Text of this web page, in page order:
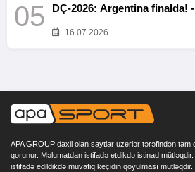
05 DÇ-2026: Argentina finalda! -
16.07.2026
APA GROUP daxil olan saytlar uzerlər tərəfindən tam
qorunur. Məlumatdan istifadə etdikdə istinad
istifadə edildikdə müvafiq keçidin qoyulması mütləqdir.